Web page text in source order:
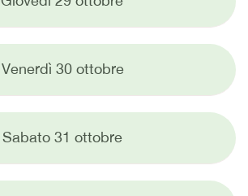
Venerdì 30 ottobre
Sabato 31 ottobre